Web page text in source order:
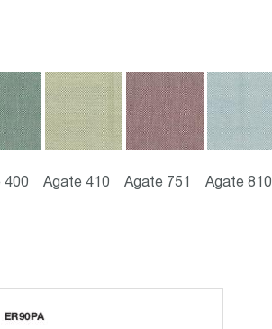
400 Agate 410 Agate 751 Agate 810